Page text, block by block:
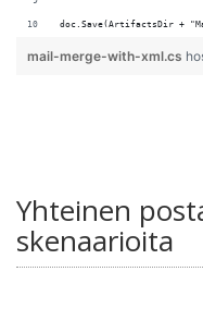
doc.Save(ArtifactsDir +
mail-merge-with-xml.cs
Yhteinen
skenaarioita